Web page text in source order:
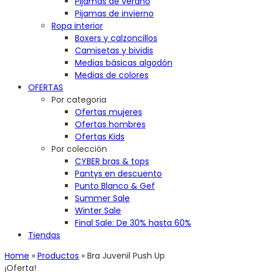
Pijamas de invierno
Ropa interior
Boxers y calzoncillos
Camisetas y bividis
Medias básicas algodón
Medias de colores
OFERTAS
Por categoria
Ofertas mujeres
Ofertas hombres
Ofertas Kids
Por colección
CYBER bras & tops
Pantys en descuento
Punto Blanco & Gef
Summer Sale
Winter Sale
Final Sale: De 30% hasta 60%
Tiendas
Home » Productos » Bra Juvenil Push Up
¡Oferta!